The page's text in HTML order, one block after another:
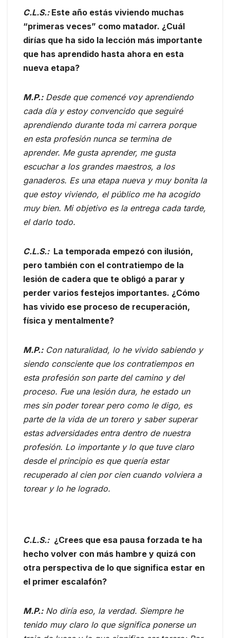
C.L.S.:Este año estás viviendo muchas
“primeras veces” como matador. ¿Cuál
dirías que ha sido la lección más importante
que has aprendido hasta ahora en esta
nueva etapa?
M.P.: Desde que comencé voy aprendiendo
cada día y estoy convencido que seguiré
aprendiendo durante toda mi carrera porque
en esta profesión nunca se termina de
aprender. Me gusta aprender, me gusta
escuchar a los grandes maestros, a los
ganaderos. Es una etapa nueva y muy bonita la
que estoy viviendo, el público me ha acogido
muy bien. Mi objetivo es la entrega cada tarde,
el darlo todo.
C.L.S.:La temporada empezó con ilusión,
pero también con el contratiempo de la
lesión de cadera que te obligó a parar y
perder varios festejos importantes. ¿Cómo
has vivido ese proceso de recuperación,
física y mentalmente?
M.P.: Con naturalidad, lo he vivido sabiendo y
siendo consciente que los contratiempos en
esta profesión son parte del camino y del
proceso. Fue una lesión dura, he estado un
mes sin poder torear pero como le digo, es
parte de la vida de un torero y saber superar
estas adversidades entra dentro de nuestra
profesión. Lo importante y lo que tuve claro
desde el principio es que quería estar
recuperado al cien por cien cuando volviera a
torear y lo he logrado.
C.L.S.: ¿Crees que esa pausa forzada te ha
hecho volver con más hambre y quizá con
otra perspectiva de lo que significa estar en
el primer escalafón?
M.P.:No diría eso, la verdad. Siempre he
tenido muy claro lo que significa ponerse un